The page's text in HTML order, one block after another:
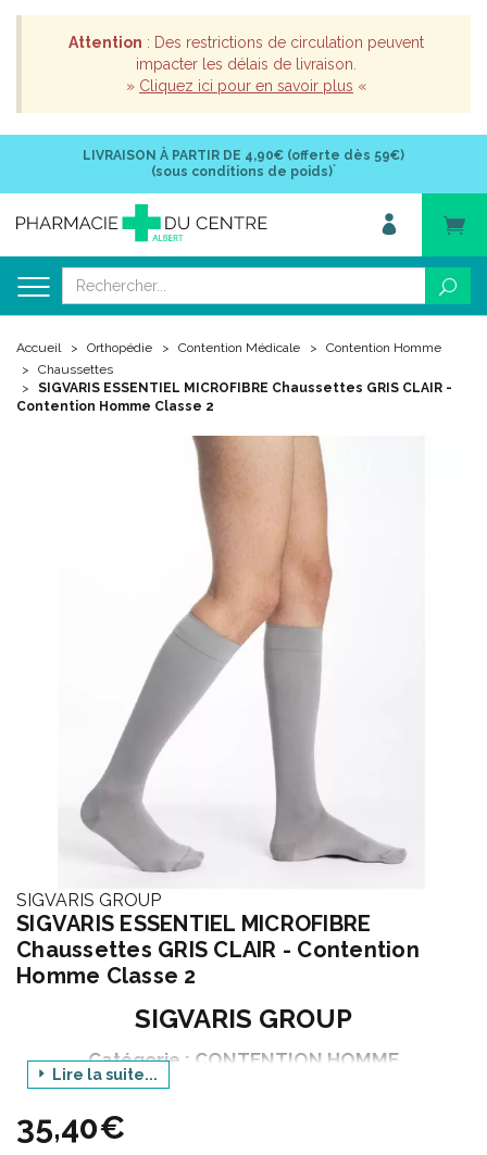
Attention : Des restrictions de circulation peuvent
impacter les délais de livraison.
» Cliquez ici pour en savoir plus «
LIVRAISON À PARTIR DE 4,90€ (offerte dès 59€)
(sous conditions de poids)*
Accueil Orthopédie Contention Médicale
Contention Homme
Chaussettes
SIGVARIS ESSENTIEL MICROFIBRE Chaussettes GRIS CLAIR -
Contention Homme Classe 2
SIGVARIS GROUP
SIGVARIS ESSENTIEL MICROFIBRE
Chaussettes GRIS CLAIR - Contention
Homme Classe 2
SIGVARIS GROUP
Catégorie : CONTENTION HOMME
Gamme : ESSENTIEL
Lire la suite...
35,40€